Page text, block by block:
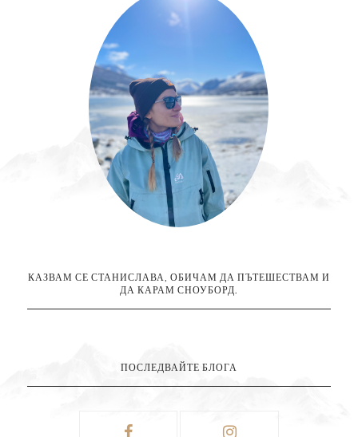
КАЗВАМ СЕ СТАНИСЛАВА, ОБИЧАМ ДА ПЪТЕШЕСТВАМ И
ДА КАРАМ СНОУБОРД.
ПОСЛЕДВАЙТЕ БЛОГА